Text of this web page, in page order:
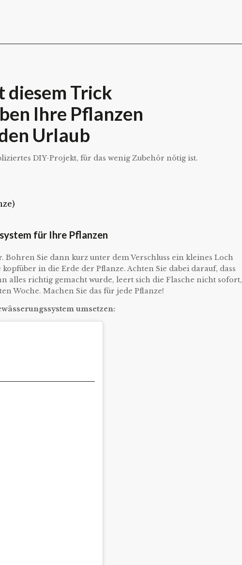
diesem Trick
Ihre Pflanzen
Urlaub
DIY-Projekt, für das wenig Zubehör nötig ist.
für Ihre Pflanzen
Bohren Sie dann kurz unter dem Verschluss ein kleines Loch
in die Erde der Pflanze. Achten Sie dabei darauf, dass
alles richtig gemacht wurde, leert sich die Flasche nicht sofort,
Woche. Machen Sie das für jede Pflanze!
umsetzen: